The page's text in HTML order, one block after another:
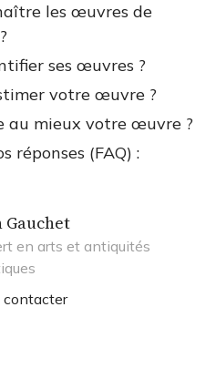
les œuvres de
ses œuvres ?
votre œuvre ?
au mieux votre œuvre ?
réponses (FAQ) :
Gauchet
en arts et antiquités
contacter